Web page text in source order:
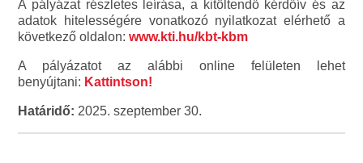
A pályázat részletes leírása, a kitöltendő kérdőív és az
adatok hitelességére vonatkozó nyilatkozat elérhető a
következő oldalon:www.kti.hu/kbt-kbm
A pályázatot az alábbi online felületen lehet
benyújtani: Kattintson!
Határidő: 2025. szeptember 30.